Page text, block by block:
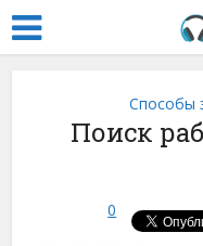
Способы
Поиск
0